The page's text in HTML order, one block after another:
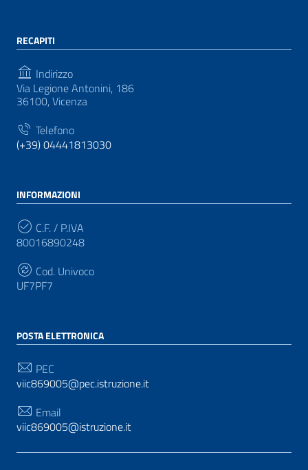
RECAPITI
Indirizzo
Via Legione Antonini, 186
36100, Vicenza
Telefono
(+39) 04441813030
INFORMAZIONI
C.F. / P.IVA
80016890248
Cod. Univoco
UF7PF7
POSTA ELETTRONICA
PEC
viic869005@pec.istruzione.it
Email
viic869005@istruzione.it